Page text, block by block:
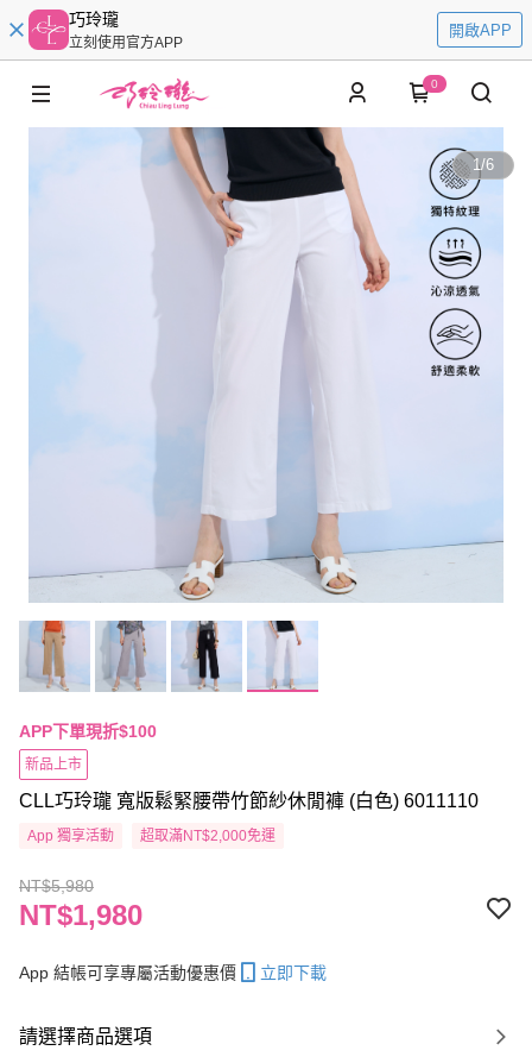
巧玲瓏
立刻使用官方APP
開啟APP
0
1/6
APP下單現折$100
新品上市
CLL巧玲瓏 寬版鬆緊腰帶竹節紗休閒褲 (白色) 6011110
App 獨享活動 超取滿NT$2,000免運
NT$5,980
NT$1,980
App 結帳可享專屬活動優惠價 立即下載
請選擇商品選項